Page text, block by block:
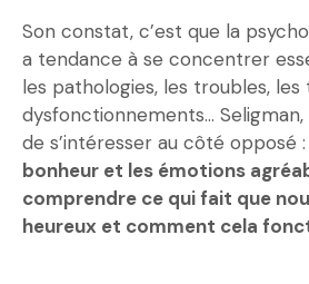
Son constat, c’est que la
a tendance à se concentrer
les pathologies, les troubles, les
dysfonctionnements…
de s’intéresser au côté opposé :
bonheur et les émotions
comprendre ce qui fait que
heureux et comment cela